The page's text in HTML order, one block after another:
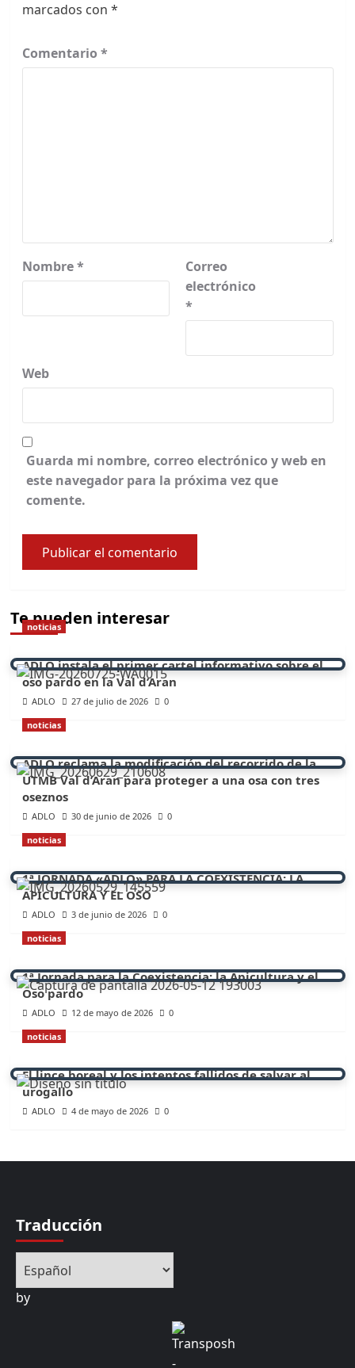
marcados con *
Comentario *
Nombre*
Correo
electrónico
*
Web
Guarda mi nombre, correo electrónico y web en
este navegador para la próxima vez que
comente.
Te pueden interesar
noticias
ADLO instala el primer cartel informativo sobre el
oso pardo en la Val d’Aran
ADLO 27 de julio de 2026
0
noticias
ADLO reclama la modificación del recorrido de la
UTMB Val d’Aran para proteger a una osa con tres
oseznos
ADLO 30 de junio de 2026
0
noticias
1ª JORNADA «ADLO» PARA LA COEXISTENCIA: LA
APICULTURA Y EL OSO
ADLO 3 de junio de 2026
0
noticias
1ª Jornada para la Coexistencia: la Apicultura y el
Oso pardo
ADLO 12 de mayo de 2026
0
noticias
El lince boreal y los intentos fallidos de salvar al
urogallo
ADLO 4 de mayo de 2026 0
Traducción
by